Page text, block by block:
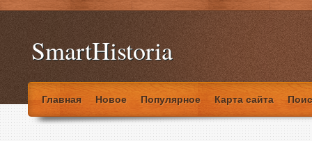
SmartHistoria
Главная Новое Популярное Карта сайта